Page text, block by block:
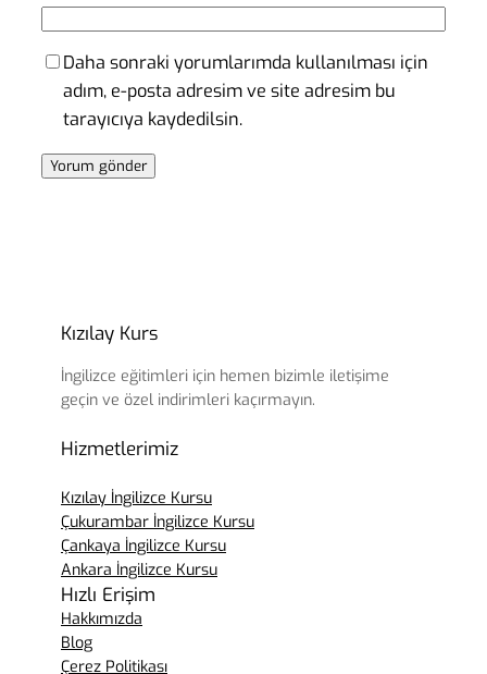
Daha sonraki yorumlarımda kullanılması için
adım, e-posta adresim ve site adresim bu
tarayıcıya kaydedilsin.
Kızılay Kurs
İngilizce eğitimleri için hemen bizimle iletişime
geçin ve özel indirimleri kaçırmayın.
Hizmetlerimiz
Kızılay İngilizce Kursu
Çukurambar İngilizce Kursu
Çankaya İngilizce Kursu
Ankara İngilizce Kursu
Hızlı Erişim
Hakkımızda
Blog
Çerez Politikası